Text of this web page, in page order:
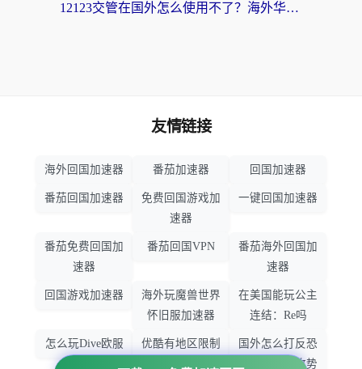
12123交管在国外怎么使用不了？海外华人必看的无缝访问国内资源指南
友情链接
海外回国加速器 番茄加速器 回国加速器
番茄回国加速器
免费回国游戏加
速器
一键回国加速器
番茄免费回国加
速器
番茄回国VPN
番茄海外回国加
速器
回国游戏加速器
海外玩魔兽世界
怀旧服加速器
在美国能玩公主
连结：Re吗
怎么玩Dive欧服
优酷有地区限制
吗
国外怎么打反恐
精英：全球攻势